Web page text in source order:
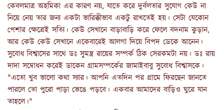
কেবলমাত্র অহমিকা এর কারণ নয়, যাতে করে দুর্বলতার সুযোগ কেউ না
নিয়ে নেয় তার জন্য একটা ভারিক্কীভাব একটু রাখতেই হয়। সেটা যেকোন
পেশার ক্ষেত্রেই সত্যি। কেউ সেখানে বাড়াবাড়ি করে ফেলে বদনাম কুড়ান,
আর কেউ কেউ সেখানে একেবারেই আলগা দিয়ে বিপদ ডেকে আনেন।
সুবোধ বিশ্বাসের সাথে ডঃ সুমন্ত্র রায়ের সম্পর্ক ঠিক সেরকমটা নয়। ডঃ রায়
দাদা সম্বোধন করেই ডাকেন গ্রামসম্পর্কের জামাইবাবু সুবোধ বিশ্বাসকে।
"এতো খুব ভালো কথা স্যার। আপনি এতদিন পর গ্রামে ফিরছেন জানতে
পারলে তো পুরো পাড়া ভেঙে পড়বে। একবার আমাদের বাড়িও ঘুরে যান
তাহলে।"